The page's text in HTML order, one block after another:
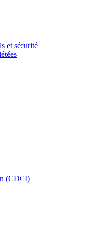
et sécurité
(CDCI)